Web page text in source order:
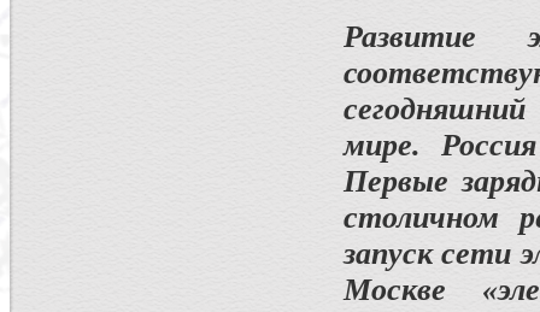
Развитие
мире.
Первые
столичном
запуск сети
Москве